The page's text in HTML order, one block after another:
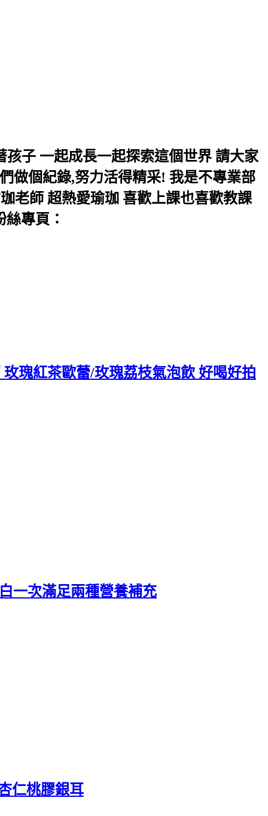
子 一起成長一起探索這個世界 請大家
做個紀錄,努力活得精采! 我是不專業部
老師 超熱愛瑜珈 喜歡上課也喜歡教課
專頁：
瑰紅茶歐蕾/玫瑰荔枝氣泡飲 好喝好拍
一次滿足兩種營養補充
仁桃膠銀耳